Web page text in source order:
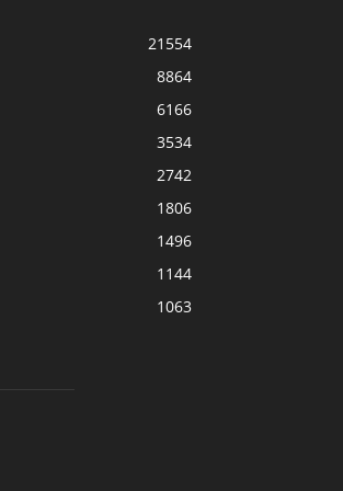
21554
8864
6166
3534
2742
1806
1496
1144
1063